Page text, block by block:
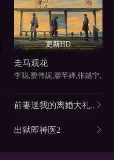
更新HD
走马观花
李聪,费伟妮,廖芊婵,张越宁,
前妻送我的离婚大礼..
出狱即神医2